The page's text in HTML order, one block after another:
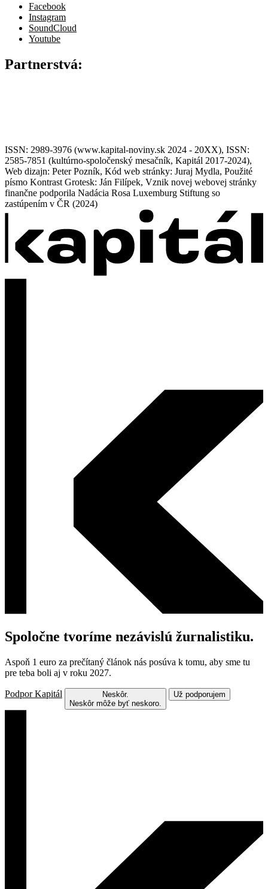
Facebook
Instagram
SoundCloud
Youtube
Partnerstvá:
ISSN: 2989-3976 (www.kapital-noviny.sk 2024 - 20XX), ISSN:
2585-7851 (kultúrno-spoločenský mesačník, Kapitál 2017-2024),
Web dizajn: Peter Pozník, Kód web stránky: Juraj Mydla, Použité
písmo Kontrast Grotesk: Ján Filípek, Vznik novej webovej stránky
finančne podporila Nadácia Rosa Luxemburg Stiftung so
zastúpením v ČR (2024)
Spoločne tvoríme nezávislú žurnalistiku.
Aspoň 1 euro za prečítaný článok nás posúva k tomu, aby sme tu
pre teba boli aj v roku 2027.
Podpor Kapitál
Neskôr.
Neskôr môže byť neskoro.
Už podporujem